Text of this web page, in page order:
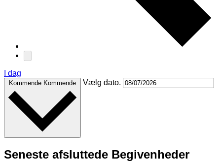
I dag
Kommende Kommende Vælg dato.
Seneste afsluttede Begivenheder